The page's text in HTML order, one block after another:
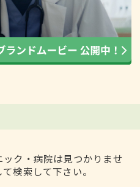
ク・病院は見つかりませ
検索して下さい。